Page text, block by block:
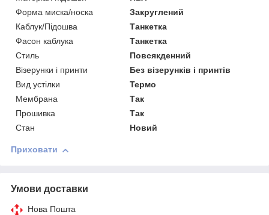
Форма миска/носка
Закруглений
Каблук/Підошва
Танкетка
Фасон каблука
Танкетка
Стиль
Повсякденний
Візерунки і принти
Без візерунків і принтів
Вид устілки
Термо
Мембрана
Так
Прошивка
Так
Стан
Новий
Приховати
Умови доставки
Нова Пошта